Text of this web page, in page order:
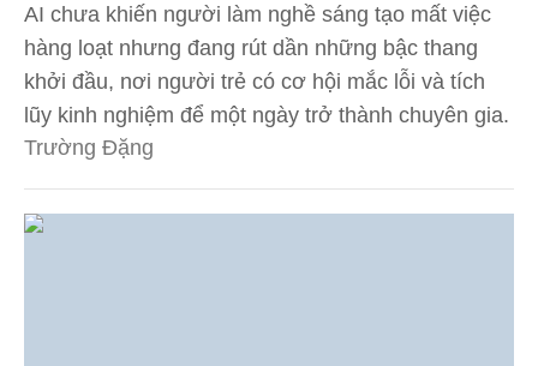
AI chưa khiến người làm nghề sáng tạo mất việc
hàng loạt nhưng đang rút dần những bậc thang
khởi đầu, nơi người trẻ có cơ hội mắc lỗi và tích
lũy kinh nghiệm để một ngày trở thành chuyên gia.
Trường Đặng